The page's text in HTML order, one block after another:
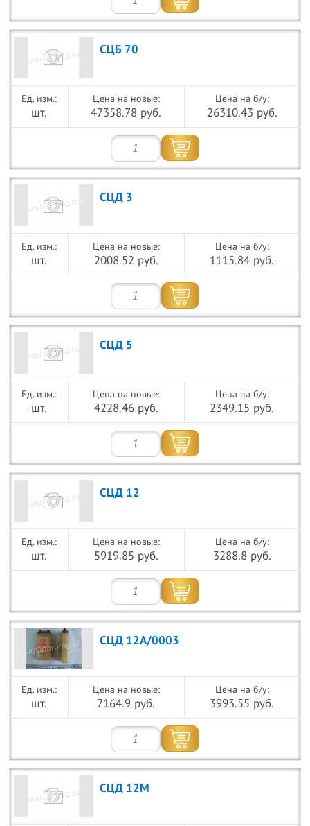
СЦБ 70
шт.
Цена на новые:
47358.78 руб.
Цена на б/у:
26310.43 руб.
СЦД 3
шт.
Цена на новые:
2008.52 руб.
Цена на б/у:
1115.84 руб.
СЦД 5
шт.
Цена на новые:
4228.46 руб.
Цена на б/у:
2349.15 руб.
СЦД 12
шт.
Цена на новые:
5919.85 руб.
Цена на б/у:
3288.8 руб.
СЦД 12А/0003
шт.
Цена на новые:
7164.9 руб.
Цена на б/у:
3993.55 руб.
СЦД 12М